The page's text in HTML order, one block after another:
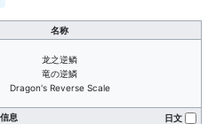
名称
龙之逆鳞
竜の逆鱗
Dragon's Reverse Scale
息 日文